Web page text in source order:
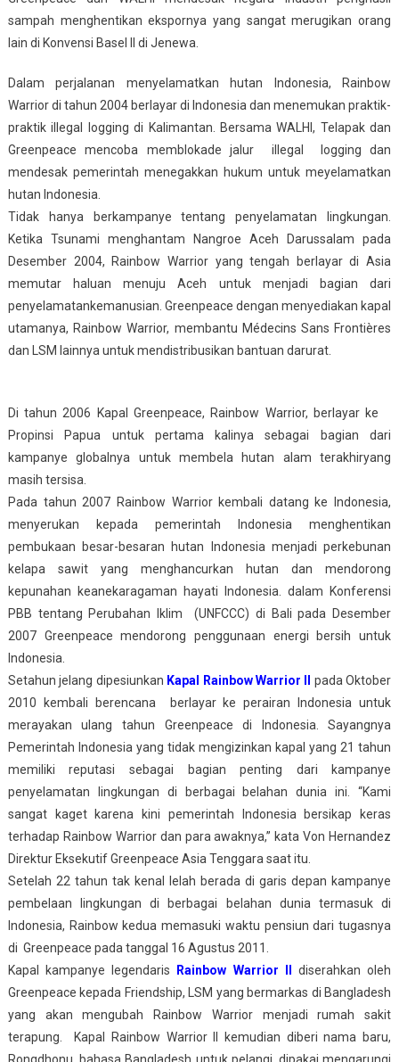
sampah menghentikan ekspornya yang sangat merugikan orang
lain di Konvensi Basel II di Jenewa.
Dalam perjalanan menyelamatkan hutan Indonesia, Rainbow
Warrior di tahun 2004 berlayar di Indonesia dan menemukan praktik-
praktik illegal logging di Kalimantan. Bersama WALHI, Telapak dan
Greenpeace mencoba memblokade jalur illegal logging dan
mendesak pemerintah menegakkan hukum untuk meyelamatkan
hutan Indonesia.
Tidak hanya berkampanye tentang penyelamatan lingkungan.
Ketika Tsunami menghantam Nangroe Aceh Darussalam pada
Desember 2004, Rainbow Warrior yang tengah berlayar di Asia
memutar haluan menuju Aceh untuk menjadi bagian dari
penyelamatankemanusian. Greenpeace dengan menyediakan kapal
utamanya, Rainbow Warrior, membantu Médecins Sans Frontières
dan LSM lainnya untuk mendistribusikan bantuan darurat.
Di tahun 2006 Kapal Greenpeace, Rainbow Warrior, berlayar ke
Propinsi Papua untuk pertama kalinya sebagai bagian dari
kampanye globalnya untuk membela hutan alam terakhiryang
masih tersisa.
Pada tahun 2007 Rainbow Warrior kembali datang ke Indonesia,
menyerukan kepada pemerintah Indonesia menghentikan
pembukaan besar-besaran hutan Indonesia menjadi perkebunan
kelapa sawit yang menghancurkan hutan dan mendorong
kepunahan keanekaragaman hayati Indonesia. dalam Konferensi
PBB tentang Perubahan Iklim (UNFCCC) di Bali pada Desember
2007 Greenpeace mendorong penggunaan energi bersih untuk
Indonesia.
Setahun jelang dipesiunkan Kapal Rainbow Warrior II pada Oktober
2010 kembali berencana berlayar ke perairan Indonesia untuk
merayakan ulang tahun Greenpeace di Indonesia. Sayangnya
Pemerintah Indonesia yang tidak mengizinkan kapal yang 21 tahun
memiliki reputasi sebagai bagian penting dari kampanye
penyelamatan lingkungan di berbagai belahan dunia ini. “Kami
sangat kaget karena kini pemerintah Indonesia bersikap keras
terhadap Rainbow Warrior dan para awaknya,” kata Von Hernandez
Direktur Eksekutif Greenpeace Asia Tenggara saat itu.
Setelah 22 tahun tak kenal lelah berada di garis depan kampanye
pembelaan lingkungan di berbagai belahan dunia termasuk di
Indonesia, Rainbow kedua memasuki waktu pensiun dari tugasnya
di Greenpeace pada tanggal 16 Agustus 2011.
Kapal kampanye legendaris Rainbow Warrior II diserahkan oleh
Greenpeace kepada Friendship, LSM yang bermarkas di Bangladesh
yang akan mengubah Rainbow Warrior menjadi rumah sakit
terapung. Kapal Rainbow Warrior II kemudian diberi nama baru,
Rongdhonu, bahasa Bangladesh untuk pelangi, dipakai mengarungi